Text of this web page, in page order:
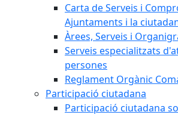
Carta de Serveis i
Ajuntaments i la
Àrees, Serveis i
Serveis especialitzats
persones
Reglament Orgànic
Participació ciutadana
Participació ciutadana